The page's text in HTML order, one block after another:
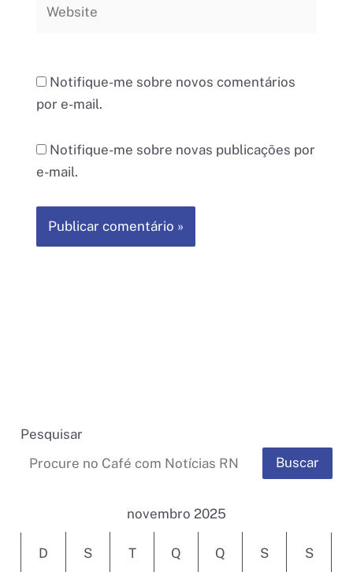
Notifique-me sobre novos comentários
por e-mail.
Notifique-me sobre novas publicações por
e-mail.
Pesquisar
Buscar
novembro 2025
D S T Q Q S S